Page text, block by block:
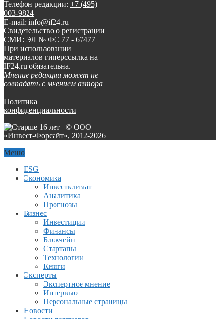
Телефон редакции: +7 (495)
003-9824
E-mail: info@if24.ru
Свидетельство о регистрации
СМИ: ЭЛ № ФС 77 - 67477
При использовании
материалов гиперссылка на
IF24.ru обязательна.
Мнение редакции может не
совпадать с мнением автора
Политика
конфиденциальности
© ООО
«Инвест-Форсайт», 2012-2026
Меню
ESG
Экономика
Инвестклимат
Аналитика
Прогнозы
Бизнес
Инвестиции
Финансы
Блокчейн
Стартапы
Технологии
Книги
Эксперты
Экспертное мнение
Интервью
Персональные страницы
Новости